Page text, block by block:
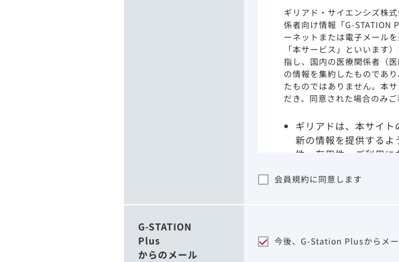
ギリアド・サイエンシズ株
係者向け情報「G-
ーネットまたは電子メール
「本サービス」といいます
指し、国内の医療関係者（
の情報を集約したものであ
たものではありません。本
だき、同意された場合のみご
ギリアドは、本サイ
新の情報を提供する
性、有用性、ご利用
サイトを利用すること
本サイト内の情報は
会員規約に同意します
G-STATION
Plus
からのメール
今後、G-Station Plusからメー